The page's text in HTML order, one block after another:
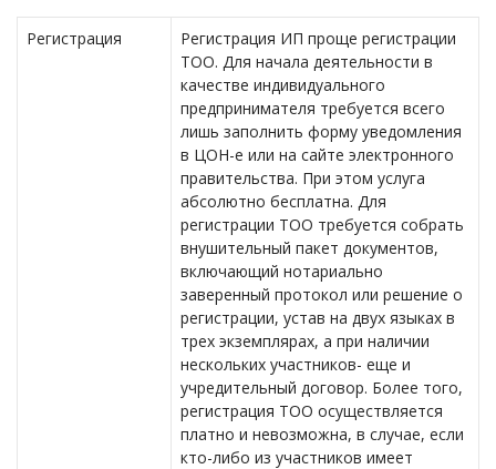
Регистрация
Регистрация ИП проще регистрации
ТОО. Для начала деятельности в
качестве индивидуального
предпринимателя требуется всего
лишь заполнить форму уведомления
в ЦОН-е или на сайте электронного
правительства. При этом услуга
абсолютно бесплатна. Для
регистрации ТОО требуется собрать
внушительный пакет документов,
включающий нотариально
заверенный протокол или решение о
регистрации, устав на двух языках в
трех экземплярах, а при наличии
нескольких участников- еще и
учредительный договор. Более того,
регистрация ТОО осуществляется
платно и невозможна, в случае, если
кто-либо из участников имеет